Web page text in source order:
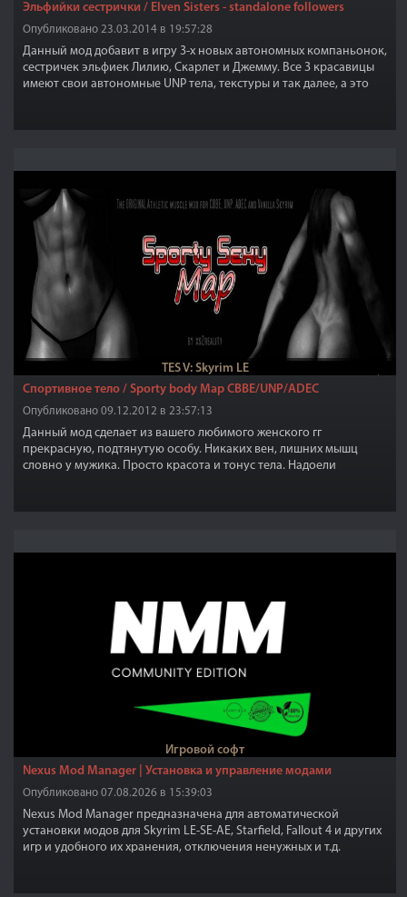
Эльфийки сестрички / Elven Sisters - standalone followers
Опубликовано 23.03.2014 в 19:57:28
Данный мод добавит в игру 3-х новых автономных компаньонок,
сестричек эльфиек Лилию, Скарлет и Джемму. Все 3 красавицы
имеют свои автономные UNP тела, текстуры и так далее, а это
TES V: Skyrim LE
Спортивное тело / Sporty body Map CBBE/UNP/ADEC
Опубликовано 09.12.2012 в 23:57:13
Данный мод сделает из вашего любимого женского гг
прекрасную, подтянутую особу. Никаких вен, лишних мышц
словно у мужика. Просто красота и тонус тела. Надоели
Игровой софт
Nexus Mod Manager | Установка и управление модами
Опубликовано 07.08.2026 в 15:39:03
Nexus Mod Manager предназначена для автоматической
установки модов для Skyrim LE-SE-AE, Starfield, Fallout 4 и других
игр и удобного их хранения, отключения ненужных и т.д.